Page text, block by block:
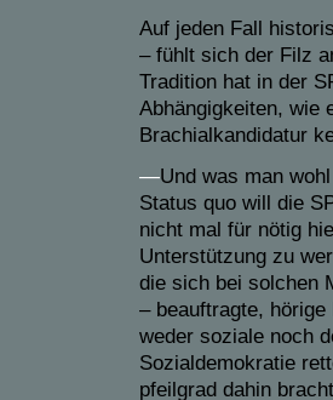
Auf jeden Fall
– fühlt sich der Filz
Tradition hat in der
Abhängigkeiten, wie
Brachialkandidatur
—Und was man
Status quo will die
nicht mal für nötig
Unterstützung zu
die sich bei solchen
– beauftragte,
weder soziale noch
Sozialdemokratie
pfeilgrad dahin